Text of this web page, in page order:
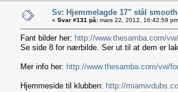
Sv: Hjemmelagde 17" stål
« Svar #131 på: mars 22, 2012, 16:42:59
Fant bilder her: http://www.thesamba.com/
Se side 8 for nærbilde. Ser ut til at dem er
Mer info her: http://www.thesamba.com/vw/
Hjemmeside til klubben: http://